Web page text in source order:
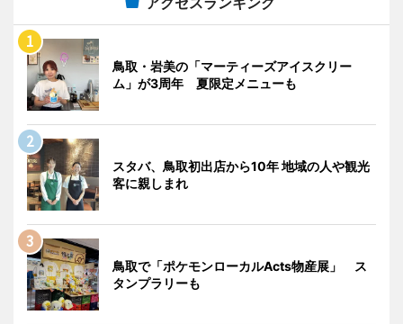
鳥取・岩美の「マーティーズアイスクリー
ム」が3周年 夏限定メニューも
スタバ、鳥取初出店から10年 地域の人や観光
客に親しまれ
鳥取で「ポケモンローカルActs物産展」 ス
タンプラリーも